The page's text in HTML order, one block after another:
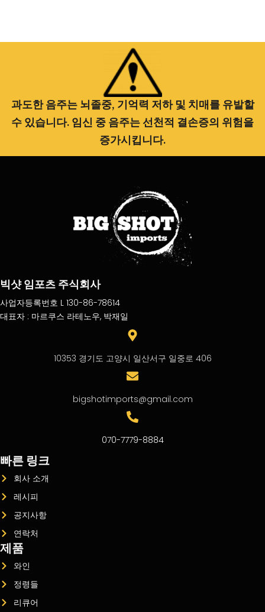
과도한 음주는 뇌졸중, 기억력 저하 및 치매를 유발할
수 있습니다. 임신 중 음주는 선천적 결손증의 위험을
증가시킵니다.
빅샷 임포츠 주식회사
사업자등록번호 L 130-86-78614
대표자 : 마르쿠스 라테노우, 박재일
10353 경기도 고양시 일산서구 일중로 406
bigshotimports@gmail.com
070-7779-8884
빠른 링크
회사 소개
레시피
공지사항
연락처
제품
와인
정령들
리큐어